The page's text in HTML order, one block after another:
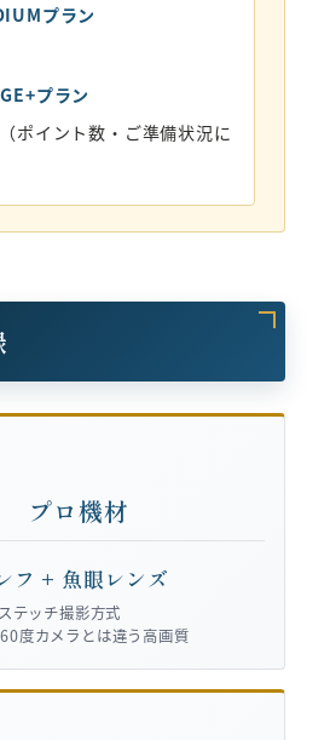
プラン
プラン
ポイント数・ご準備状況に
プロ機材
フ + 魚眼レンズ
ステッチ撮影方式
度カメラとは違う高画質